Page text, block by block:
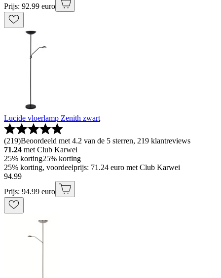
Prijs: 92.99 euro
Lucide vloerlamp Zenith zwart
(219)Beoordeeld met 4.2 van de 5 sterren, 219 klantreviews
71.24 met Club Karwei
25% korting25% korting
25% korting, voordeelprijs: 71.24 euro met Club Karwei
94.99
Prijs: 94.99 euro